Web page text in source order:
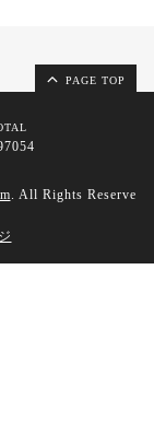
PAGE TOP
. All Rights Reserve